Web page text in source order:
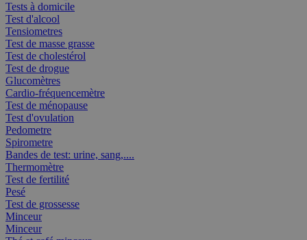
Tests à domicile
Test d'alcool
Tensiometres
Test de masse grasse
Test de cholestérol
Test de drogue
Glucomètres
Cardio-fréquencemètre
Test de ménopause
Test d'ovulation
Pedometre
Spirometre
Bandes de test: urine, sang,....
Thermomètre
Test de fertilité
Pesé
Test de grossesse
Minceur
Minceur